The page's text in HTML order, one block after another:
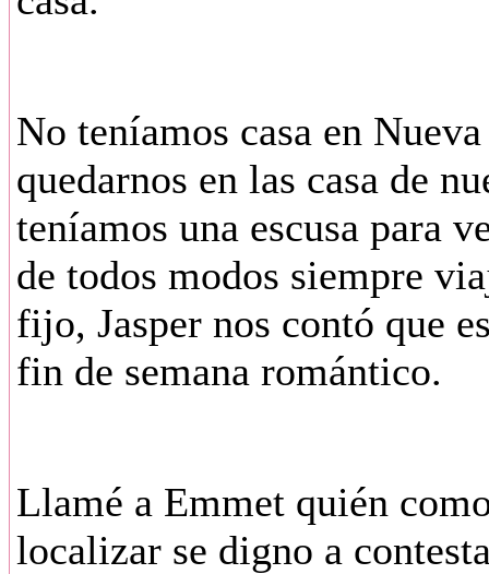
No teníamos casa en
quedarnos en las casa de
teníamos una escusa para
de todos modos siempre
fijo, Jasper nos contó que
fin de semana romántico.
Llamé a Emmet quién
localizar se digno a